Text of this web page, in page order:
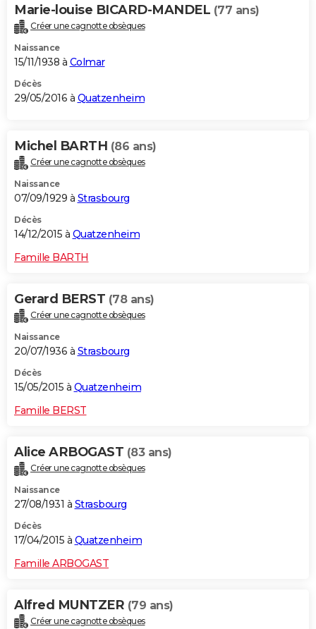
Marie-louise BICARD-MANDEL (77 ans)
Créer une cagnotte obsèques
Naissance
15/11/1938 à Colmar
Décès
29/05/2016 à Quatzenheim
Michel BARTH (86 ans)
Créer une cagnotte obsèques
Naissance
07/09/1929 à Strasbourg
Décès
14/12/2015 à Quatzenheim
Famille BARTH
Gerard BERST (78 ans)
Créer une cagnotte obsèques
Naissance
20/07/1936 à Strasbourg
Décès
15/05/2015 à Quatzenheim
Famille BERST
Alice ARBOGAST (83 ans)
Créer une cagnotte obsèques
Naissance
27/08/1931 à Strasbourg
Décès
17/04/2015 à Quatzenheim
Famille ARBOGAST
Alfred MUNTZER (79 ans)
Créer une cagnotte obsèques